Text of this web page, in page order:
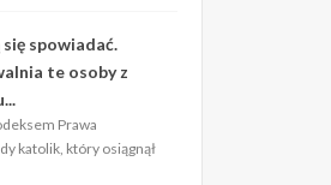
się spowiadać.
te osoby z
Prawa
katolik, który osiągnął